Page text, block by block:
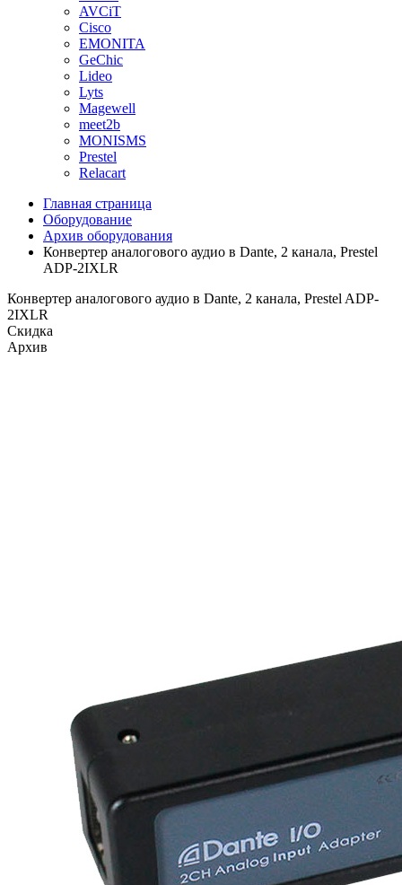
AVCiT
Cisco
EMONITA
GeChic
Lideo
Lyts
Magewell
meet2b
MONISMS
Prestel
Relacart
Главная страница
Оборудование
Архив оборудования
Конвертер аналогового аудио в Dante, 2 канала, Prestel
ADP-2IXLR
Конвертер аналогового аудио в Dante, 2 канала, Prestel ADP-
2IXLR
Скидка
Архив